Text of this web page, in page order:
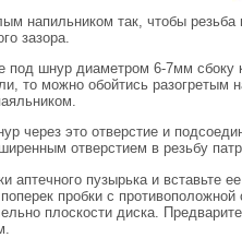
напильником так, чтобы резьба
зазора.
под шнур диаметром 6-7мм сбоку
то можно обойтись разогретым
через это отверстие и
отверстием в резьбу
пузырька и вставьте
пробки с противоположной
плоскости диска.